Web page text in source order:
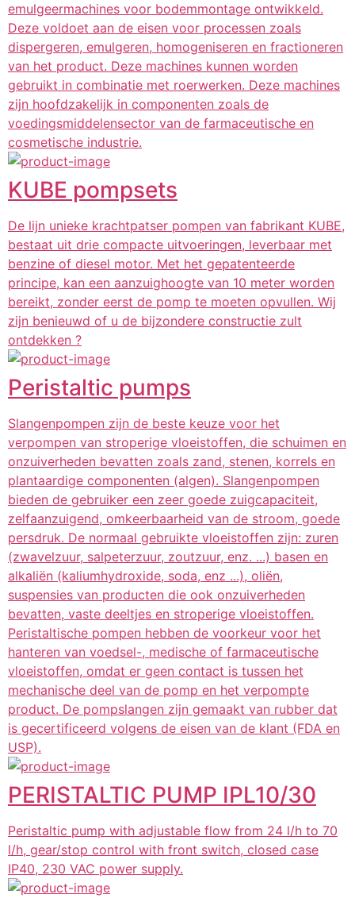
emulgeermachines voor bodemmontage ontwikkeld.
Deze voldoet aan de eisen voor processen zoals
dispergeren, emulgeren, homogeniseren en fractioneren
van het product. Deze machines kunnen worden
gebruikt in combinatie met roerwerken. Deze machines
zijn hoofdzakelijk in componenten zoals de
voedingsmiddelensector van de farmaceutische en
cosmetische industrie.
KUBE pompsets
De lijn unieke krachtpatser pompen van fabrikant KUBE,
bestaat uit drie compacte uitvoeringen, leverbaar met
benzine of diesel motor. Met het gepatenteerde
principe, kan een aanzuighoogte van 10 meter worden
bereikt, zonder eerst de pomp te moeten opvullen. Wij
zijn benieuwd of u de bijzondere constructie zult
ontdekken ?
Peristaltic pumps
Slangenpompen zijn de beste keuze voor het
verpompen van stroperige vloeistoffen, die schuimen en
onzuiverheden bevatten zoals zand, stenen, korrels en
plantaardige componenten (algen). Slangenpompen
bieden de gebruiker een zeer goede zuigcapaciteit,
zelfaanzuigend, omkeerbaarheid van de stroom, goede
persdruk. De normaal gebruikte vloeistoffen zijn: zuren
(zwavelzuur, salpeterzuur, zoutzuur, enz. ...) basen en
alkaliën (kaliumhydroxide, soda, enz ...), oliën,
suspensies van producten die ook onzuiverheden
bevatten, vaste deeltjes en stroperige vloeistoffen.
Peristaltische pompen hebben de voorkeur voor het
hanteren van voedsel-, medische of farmaceutische
vloeistoffen, omdat er geen contact is tussen het
mechanische deel van de pomp en het verpompte
product. De pompslangen zijn gemaakt van rubber dat
is gecertificeerd volgens de eisen van de klant (FDA en
USP).
PERISTALTIC PUMP IPL10/30
Peristaltic pump with adjustable flow from 24 l/h to 70
l/h, gear/stop control with front switch, closed case
IP40, 230 VAC power supply.